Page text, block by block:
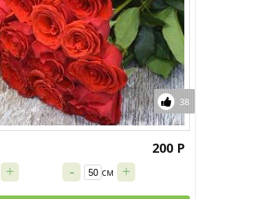
38
+ - см +
200 Р